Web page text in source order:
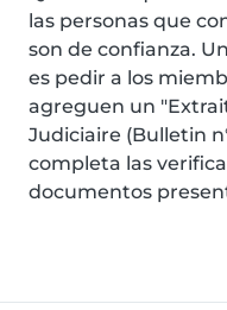
las personas que
son de confianza.
es pedir a los
agreguen un
Judiciaire (Bulletin
completa las
documentos